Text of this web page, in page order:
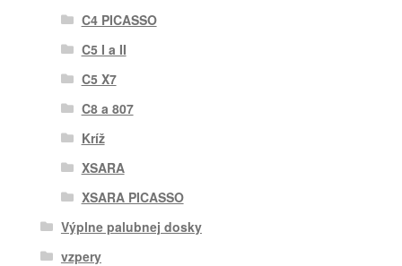
C4 PICASSO
C5 I a II
C5 X7
C8 a 807
Kríž
XSARA
XSARA PICASSO
Výplne palubnej dosky
vzpery